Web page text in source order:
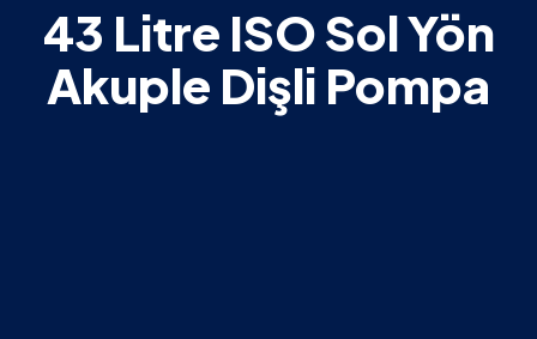
43 Litre ISO Sol Yön
Akuple Dişli Pompa